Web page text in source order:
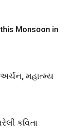
Monsoon in
મહાત્મ્ય
કવિતા